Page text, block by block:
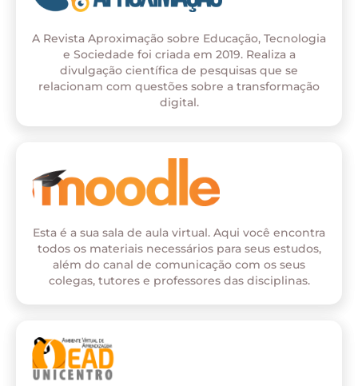
A Revista Aproximação sobre Educação, Tecnologia
e Sociedade foi criada em 2019. Realiza a
divulgação científica de pesquisas que se
relacionam com questões sobre a transformação
digital.
Esta é a sua sala de aula virtual. Aqui você encontra
todos os materiais necessários para seus estudos,
além do canal de comunicação com os seus
colegas, tutores e professores das disciplinas.